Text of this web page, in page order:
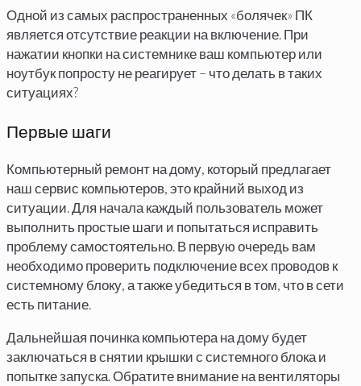
Одной из самых распространенных «болячек» ПК
является отсутствие реакции на включение. При
нажатии кнопки на системнике ваш компьютер или
ноутбук попросту не реагирует – что делать в таких
ситуациях?
Первые шаги
Компьютерный ремонт на дому, который предлагает
наш сервис компьютеров, это крайний выход из
ситуации. Для начала каждый пользователь может
выполнить простые шаги и попытаться исправить
проблему самостоятельно. В первую очередь вам
необходимо проверить подключение всех проводов к
системному блоку, а также убедиться в том, что в сети
есть питание.
Дальнейшая починка компьютера на дому будет
заключаться в снятии крышки с системного блока и
попытке запуска. Обратите внимание на вентиляторы